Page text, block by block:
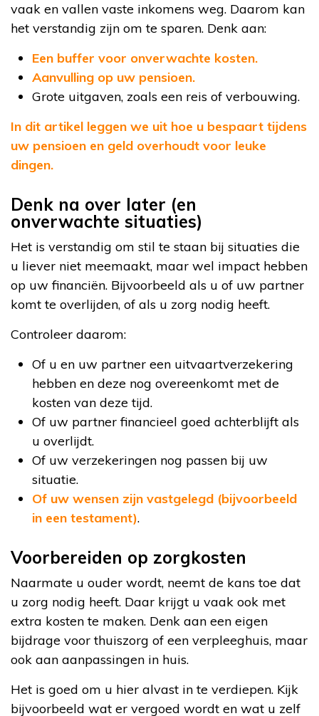
vaak en vallen vaste inkomens weg. Daarom kan
het verstandig zijn om te sparen. Denk aan:
Een buffer voor onverwachte kosten.
Aanvulling op uw pensioen.
Grote uitgaven, zoals een reis of verbouwing.
In dit artikel leggen we uit hoe u bespaart tijdens
uw pensioen en geld overhoudt voor leuke
dingen.
Denk na over later (en
onverwachte situaties)
Het is verstandig om stil te staan bij situaties die
u liever niet meemaakt, maar wel impact hebben
op uw financiën. Bijvoorbeeld als u of uw partner
komt te overlijden, of als u zorg nodig heeft.
Controleer daarom:
Of u en uw partner een uitvaartverzekering
hebben en deze nog overeenkomt met de
kosten van deze tijd.
Of uw partner financieel goed achterblijft als
u overlijdt.
Of uw verzekeringen nog passen bij uw
situatie.
Of uw wensen zijn vastgelegd (bijvoorbeeld
in een testament).
Voorbereiden op zorgkosten
Naarmate u ouder wordt, neemt de kans toe dat
u zorg nodig heeft. Daar krijgt u vaak ook met
extra kosten te maken. Denk aan een eigen
bijdrage voor thuiszorg of een verpleeghuis, maar
ook aan aanpassingen in huis.
Het is goed om u hier alvast in te verdiepen. Kijk
bijvoorbeeld wat er vergoed wordt en wat u zelf